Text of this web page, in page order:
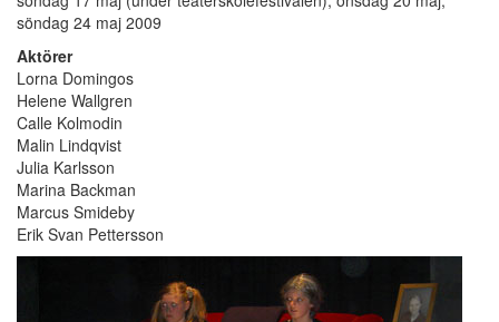
söndag 24 maj 2009
Aktörer
Lorna Domingos
Helene Wallgren
Calle Kolmodin
Malin Lindqvist
Julia Karlsson
Marina Backman
Marcus Smideby
Erik Svan Pettersson